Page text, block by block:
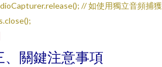
// 如使用獨立音頻捕獲
、關鍵注意事項